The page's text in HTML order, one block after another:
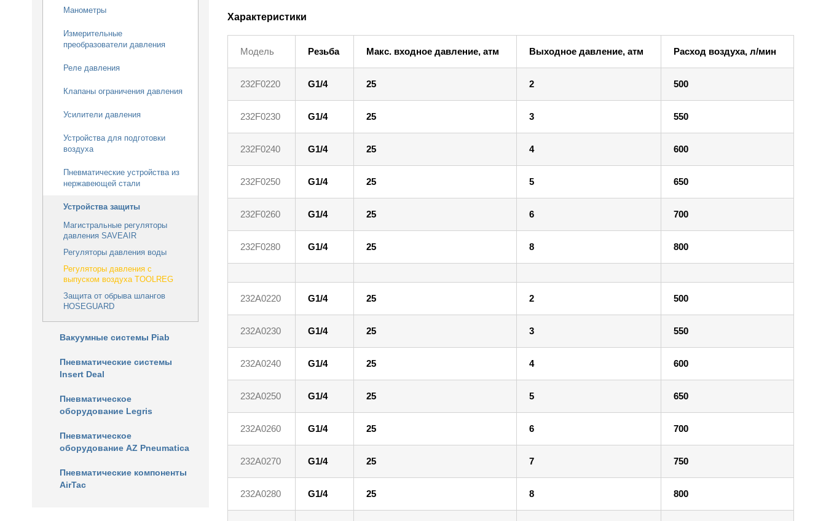
Манометры
Измерительные
преобразователи давления
Реле давления
Клапаны ограничения давления
Усилители давления
Устройства для подготовки
воздуха
Пневматические устройства из
нержавеющей стали
Устройства защиты
Магистральные регуляторы
давления SAVEAIR
Регуляторы давления воды
Регуляторы давления с
выпуском воздуха TOOLREG
Защита от обрыва шлангов
HOSEGUARD
Вакуумные системы Piab
Пневматические системы
Insert Deal
Пневматическое
оборудование Legris
Пневматическое
оборудование AZ Pneumatica
Пневматические компоненты
AirTac
Характеристики
Модель Резьба Макс. входное давление, атм Выходное давление, атм Расход воздуха, л/мин
232F0220 G1/4 25 2 500
232F0230 G1/4 25 3 550
232F0240 G1/4 25 4 600
232F0250 G1/4 25 5 650
232F0260 G1/4 25 6 700
232F0280 G1/4 25 8 800
232A0220 G1/4 25 2 500
232A0230 G1/4 25 3 550
232A0240 G1/4 25 4 600
232A0250 G1/4 25 5 650
232A0260 G1/4 25 6 700
232A0270 G1/4 25 7 750
232A0280 G1/4 25 8 800